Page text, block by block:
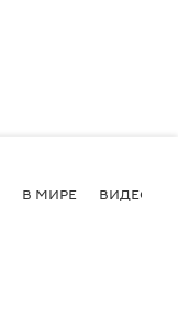
В МИРЕ ВИДЕО